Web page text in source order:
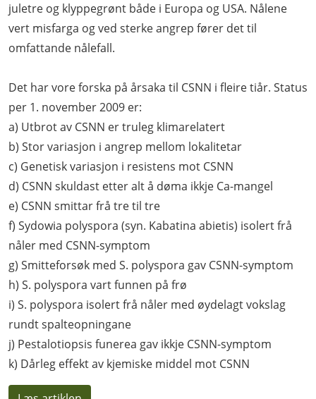
juletre og klyppegrønt både i Europa og USA. Nålene
vert misfarga og ved sterke angrep fører det til
omfattande nålefall.
Det har vore forska på årsaka til CSNN i fleire tiår. Status
per 1. november 2009 er:
a) Utbrot av CSNN er truleg klimarelatert
b) Stor variasjon i angrep mellom lokalitetar
c) Genetisk variasjon i resistens mot CSNN
d) CSNN skuldast etter alt å døma ikkje Ca-mangel
e) CSNN smittar frå tre til tre
f) Sydowia polyspora (syn. Kabatina abietis) isolert frå
nåler med CSNN-symptom
g) Smitteforsøk med S. polyspora gav CSNN-symptom
h) S. polyspora vart funnen på frø
i) S. polyspora isolert frå nåler med øydelagt vokslag
rundt spalteopningane
j) Pestalotiopsis funerea gav ikkje CSNN-symptom
k) Dårleg effekt av kjemiske middel mot CSNN